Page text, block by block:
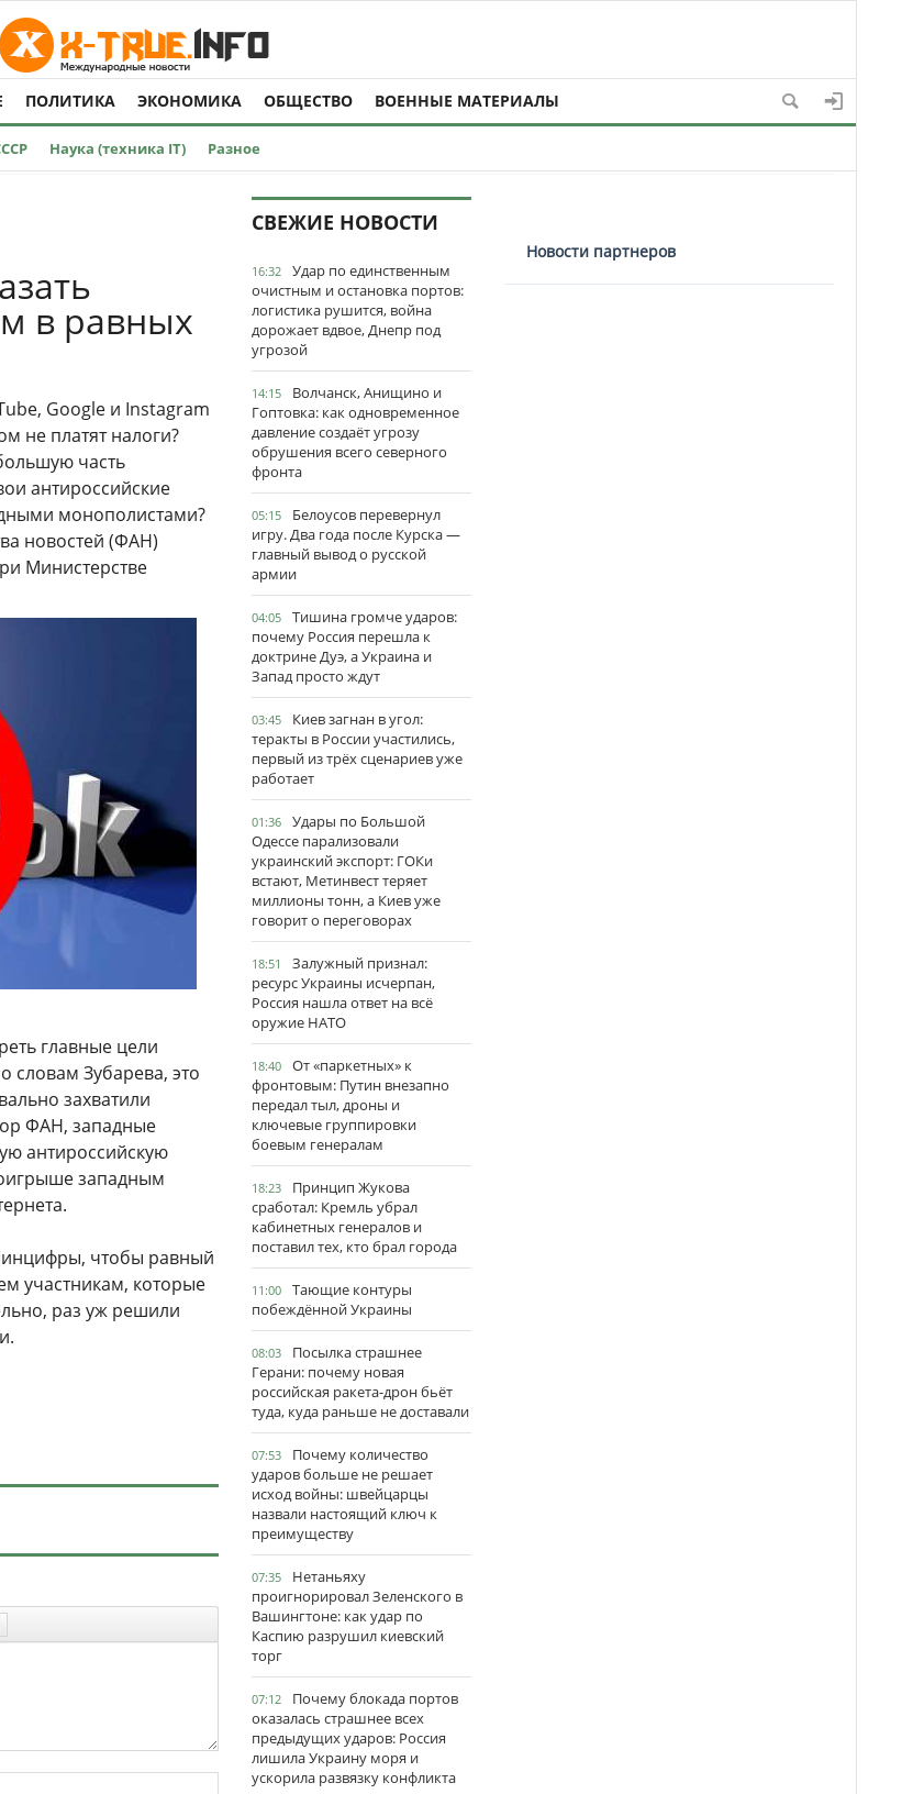
ПОЛИТИКА ЭКОНОМИКА ОБЩЕСТВО ВОЕННЫЕ МАТЕРИАЛЫ
Наука (техника IT) Разное
в равных
Google и Instagram
не платят налоги?
часть
антироссийские
монополистами?
новостей (ФАН)
Министерстве
главные цели
словам Зубарева, это
захватили
ФАН, западные
антироссийскую
западным
чтобы равный
участникам, которые
раз уж решили
СВЕЖИЕ НОВОСТИ
16:32
Удар по единственным
очистным и остановка портов:
логистика рушится, война
дорожает вдвое, Днепр под
угрозой
14:15
Волчанск, Анищино и
Гоптовка: как одновременное
давление создаёт угрозу
обрушения всего северного
фронта
05:15
Белоусов перевернул
игру. Два года после Курска —
главный вывод о русской
армии
04:05
Тишина громче ударов:
почему Россия перешла к
доктрине Дуэ, а Украина и
Запад просто ждут
03:45
Киев загнан в угол:
теракты в России участились,
первый из трёх сценариев уже
работает
01:36
Удары по Большой
Одессе парализовали
украинский экспорт: ГОКи
встают, Метинвест теряет
миллионы тонн, а Киев уже
говорит о переговорах
18:51
Залужный признал:
ресурс Украины исчерпан,
Россия нашла ответ на всё
оружие НАТО
18:40
От «паркетных» к
фронтовым: Путин внезапно
передал тыл, дроны и
ключевые группировки
боевым генералам
18:23
Принцип Жукова
сработал: Кремль убрал
кабинетных генералов и
поставил тех, кто брал города
11:00
Тающие контуры
побеждённой Украины
08:03
Посылка страшнее
Герани: почему новая
российская ракета-дрон бьёт
туда, куда раньше не доставали
07:53
Почему количество
ударов больше не решает
исход войны: швейцарцы
назвали настоящий ключ к
преимуществу
07:35
Нетаньяху
проигнорировал Зеленского в
Вашингтоне: как удар по
Каспию разрушил киевский
торг
07:12
Почему блокада портов
оказалась страшнее всех
предыдущих ударов: Россия
лишила Украину моря и
ускорила развязку конфликта
Новости партнеров